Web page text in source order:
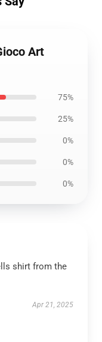
Art
75%
25%
0%
0%
0%
shirt from the
Apr 21, 2025